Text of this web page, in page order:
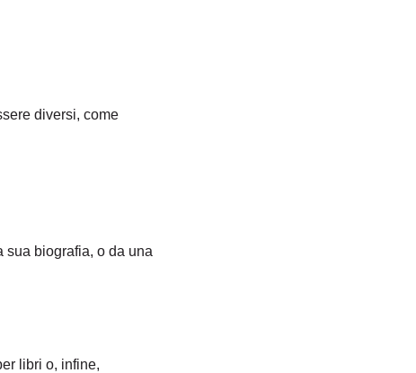
diversi, come
sua biografia, o da una
libri o, infine,